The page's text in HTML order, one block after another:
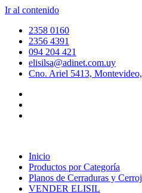
Ir al contenido
2358 0160
2356 4391
094 204 421
elisilsa@adinet.com.uy
Cno. Ariel 5413,
Inicio
Productos por Categoría
Planos de Cerraduras y
VENDER ELISIL